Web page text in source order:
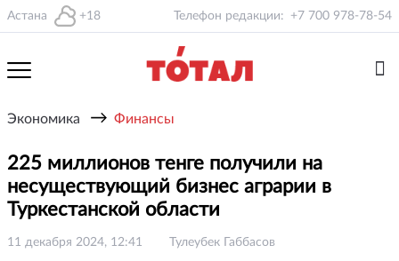
Астана +18 Телефон редакции: +7 700 978-78-54
Экономика → Финансы
225 миллионов тенге получили на
несуществующий бизнес аграрии в
Туркестанской области
11 декабря 2024, 12:41 Тулеубек Габбасов